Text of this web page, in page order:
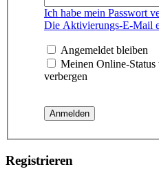
Ich habe mein Passwort
Die Aktivierungs-E-Mail
Angemeldet bleiben
Meinen Online-Status
verbergen
Registrieren